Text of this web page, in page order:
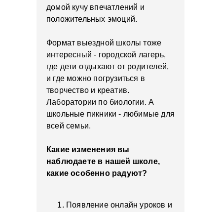
домой кучу впечатлений и
положительных эмоций.
Формат выездной школы тоже
интересный - городской лагерь,
где дети отдыхают от родителей,
и где можно погрузиться в
творчество и креатив.
Лаборатории по биологии. А
школьные пикники - любимые для
всей семьи.
Какие изменения вы
наблюдаете в нашей школе,
какие особенно радуют?
Появление онлайн уроков и